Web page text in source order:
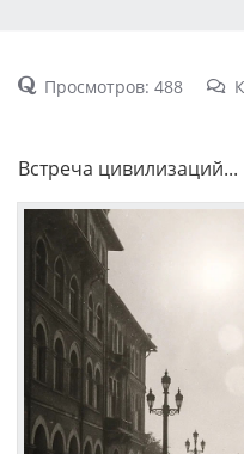
Просмотров: 488
Встреча цивилизаций...